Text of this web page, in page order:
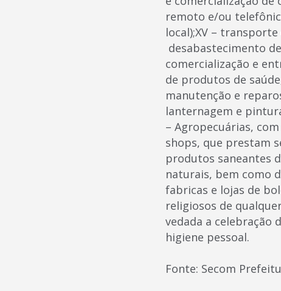
remoto e/ou
local);XV –
desabastecimento
comercialização e
de produtos de
manutenção e
lanternagem e
– Agropecuárias,
shops, que prestam
produtos saneantes
naturais, bem como
fabricas e lojas de
religiosos de
vedada a celebração
higiene pessoal.
Fonte: Secom